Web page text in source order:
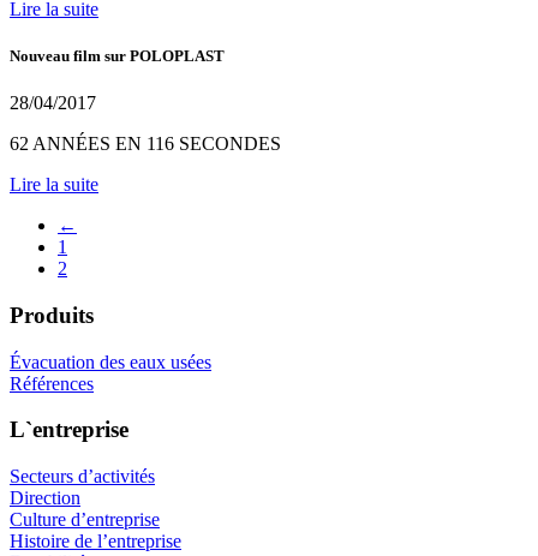
Lire la suite
Nouveau film sur POLOPLAST
28/04/2017
62 ANNÉES EN 116 SECONDES
Lire la suite
←
1
2
Produits
Évacuation des eaux usées
Références
L`entreprise
Secteurs d’activités
Direction
Culture d’entreprise
Histoire de l’entreprise